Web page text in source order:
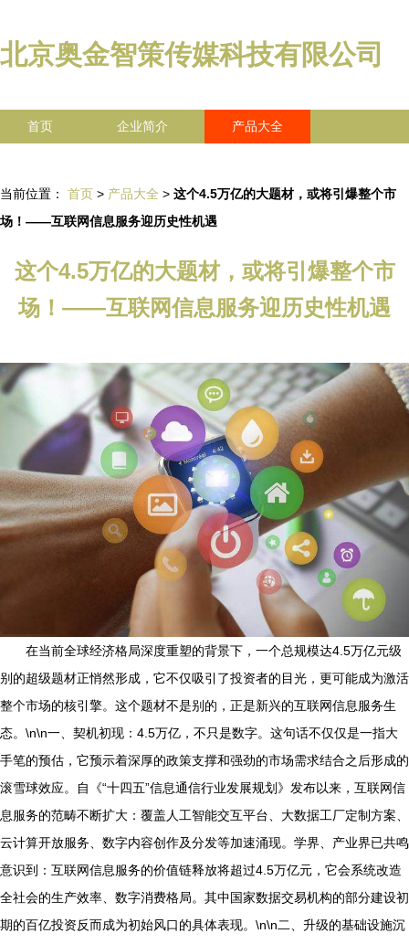
北京奥金智策传媒科技有限公司
首页 企业简介 产品大全
当前位置： 首页 > 产品大全 > 这个4.5万亿的大题材，或将引爆整个市
场！——互联网信息服务迎历史性机遇
这个4.5万亿的大题材，或将引爆整个市
场！——互联网信息服务迎历史性机遇
在当前全球经济格局深度重塑的背景下，一个总规模达4.5万亿元级
别的超级题材正悄然形成，它不仅吸引了投资者的目光，更可能成为激活
整个市场的核引擎。这个题材不是别的，正是新兴的互联网信息服务生
态。\n\n一、契机初现：4.5万亿，不只是数字。这句话不仅仅是一指大
手笔的预估，它预示着深厚的政策支撑和强劲的市场需求结合之后形成的
滚雪球效应。自《“十四五”信息通信行业发展规划》发布以来，互联网信
息服务的范畴不断扩大：覆盖人工智能交互平台、大数据工厂定制方案、
云计算开放服务、数字内容创作及分发等加速涌现。学界、产业界已共鸣
意识到：互联网信息服务的价值链释放将超过4.5万亿元，它会系统改造
全社会的生产效率、数字消费格局。其中国家数据交易机构的部分建设初
期的百亿投资反而成为初始风口的具体表现。\n\n二、升级的基础设施沉